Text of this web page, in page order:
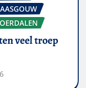
veel troep